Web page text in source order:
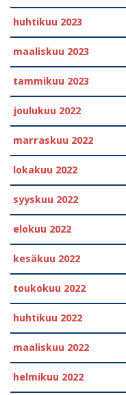
huhtikuu 2023
maaliskuu 2023
tammikuu 2023
joulukuu 2022
marraskuu 2022
lokakuu 2022
syyskuu 2022
elokuu 2022
kesäkuu 2022
toukokuu 2022
huhtikuu 2022
maaliskuu 2022
helmikuu 2022